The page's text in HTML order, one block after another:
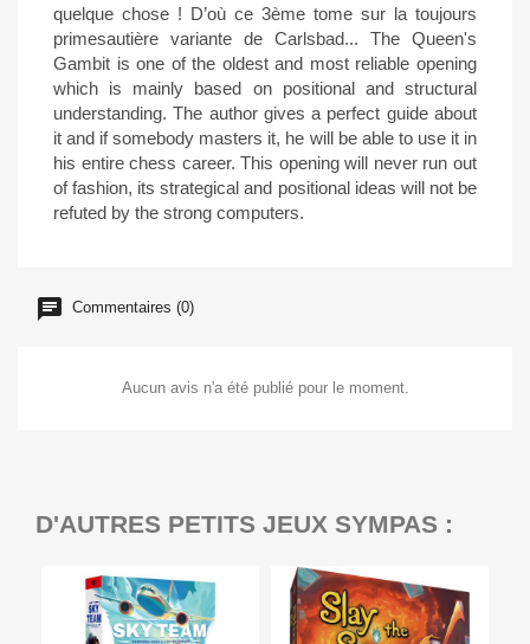
quelque chose ! D’où ce 3ème tome sur la toujours
primesautière variante de Carlsbad... The Queen's
Gambit is one of the oldest and most reliable opening
which is mainly based on positional and structural
understanding. The author gives a perfect guide about
it and if somebody masters it, he will be able to use it in
his entire chess career. This opening will never run out
of fashion, its strategical and positional ideas will not be
refuted by the strong computers.
Commentaires (0)
Aucun avis n'a été publié pour le moment.
D'AUTRES PETITS JEUX SYMPAS :